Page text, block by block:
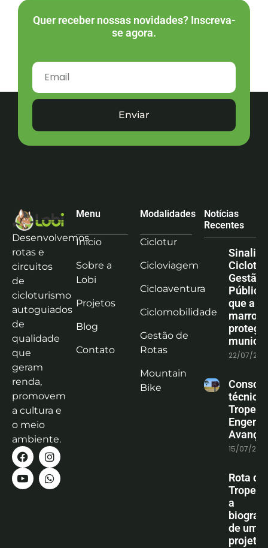
Quer receber nossas novidades? Inscreva-
se agora.
Enviar
Desenvolvemos
rotas e
circuitos
de
cicloturismo
autoguiados
de
qualidade
que
geram
renda,
promovem
a cultura e
o meio
ambiente.
Menu
Início
Sobre a
Lobi
Projetos
Blog
Contato
Modalidades
Ciclotur
Cicloviagem
Cicloaventura
Ciclomobilidade
Gestão de
Rotas
Mountain
Bike
Notícias
Recentes
Gestão
que a
marrom
protege
22/07/
técnica
15/07/
Rota
a
de um
projeto